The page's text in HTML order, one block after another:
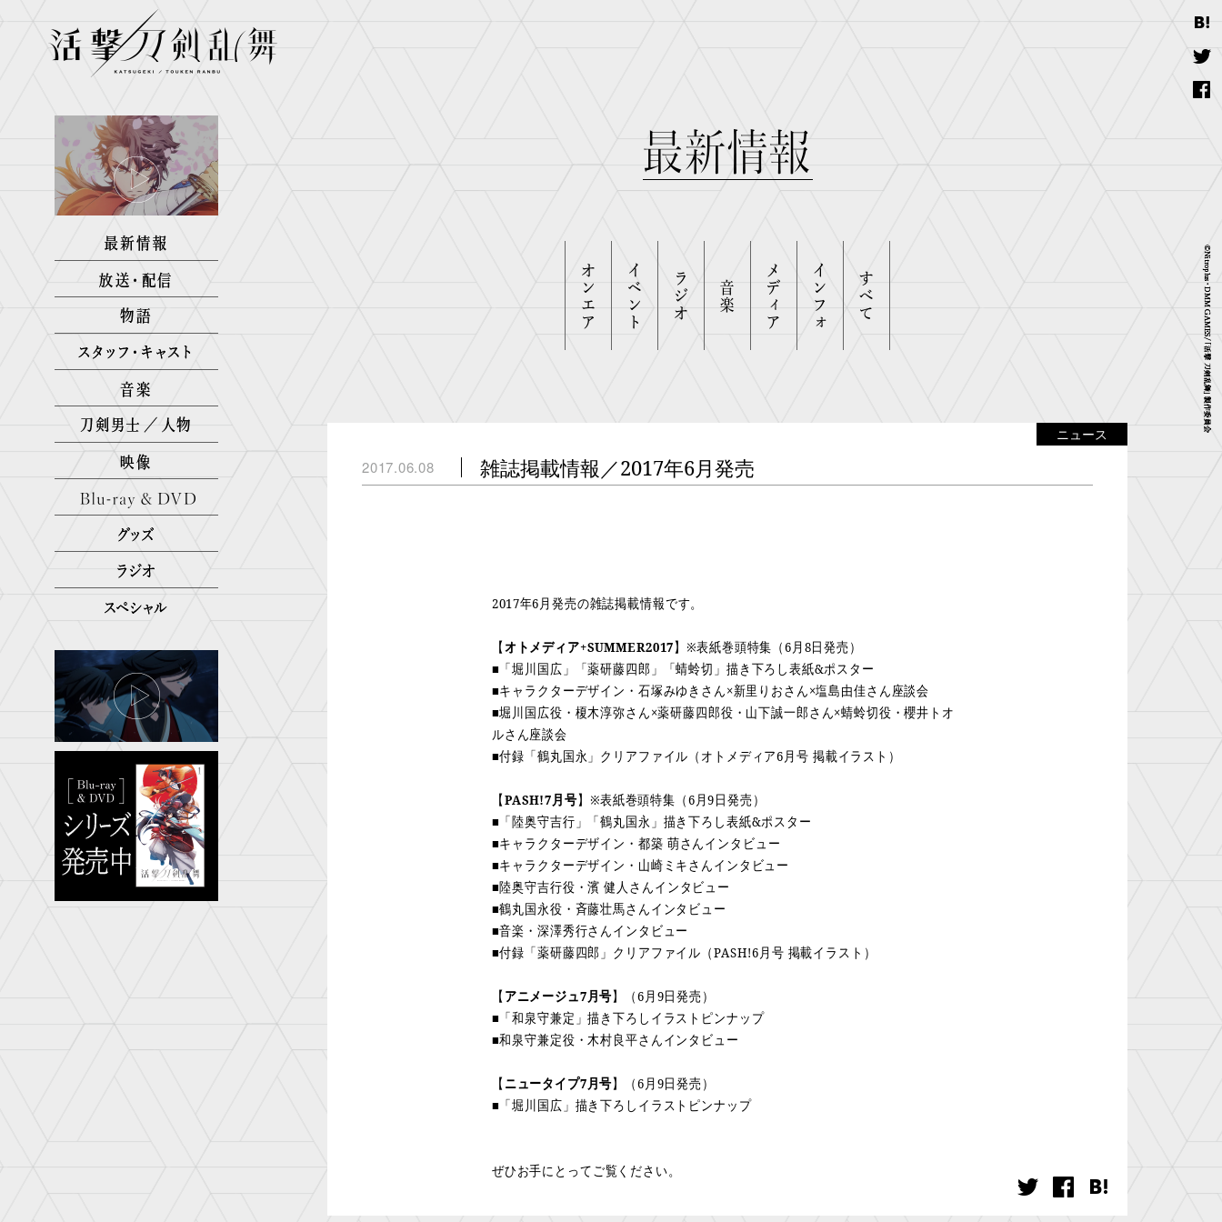
ニュース
2017.06.08 雑誌掲載情報／2017年6月発売
2017年6月発売の雑誌掲載情報です。
【オトメディア+SUMMER2017】※表紙巻頭特集（6月8日発売）
■「堀川国広」「薬研藤四郎」「蜻蛉切」描き下ろし表紙&ポスター
■キャラクターデザイン・石塚みゆきさん×新里りおさん×塩島由佳さん座談会
■堀川国広役・榎木淳弥さん×薬研藤四郎役・山下誠一郎さん×蜻蛉切役・櫻井トオ
ルさん座談会
■付録「鶴丸国永」クリアファイル（オトメディア6月号 掲載イラスト）
【PASH!7月号】※表紙巻頭特集（6月9日発売）
■「陸奥守吉行」「鶴丸国永」描き下ろし表紙&ポスター
■キャラクターデザイン・都築 萌さんインタビュー
■キャラクターデザイン・山崎ミキさんインタビュー
■陸奥守吉行役・濱 健人さんインタビュー
■鶴丸国永役・斉藤壮馬さんインタビュー
■音楽・深澤秀行さんインタビュー
■付録「薬研藤四郎」クリアファイル（PASH!6月号 掲載イラスト）
【アニメージュ7月号】（6月9日発売）
■「和泉守兼定」描き下ろしイラストピンナップ
■和泉守兼定役・木村良平さんインタビュー
【ニュータイプ7月号】（6月9日発売）
■「堀川国広」描き下ろしイラストピンナップ
ぜひお手にとってご覧ください。